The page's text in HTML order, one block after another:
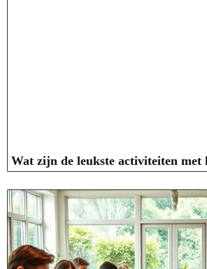
Wat zijn de leukste activiteiten met